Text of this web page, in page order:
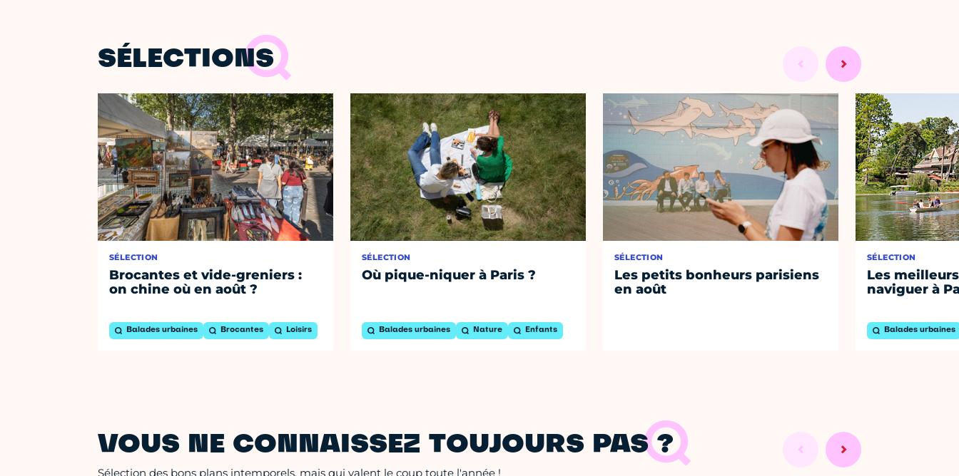
SÉLECTIONS
SÉLECTION
Brocantes et vide-greniers :
on chine où en août ?
Balades urbaines Brocantes Loisirs
SÉLECTION
Où pique-niquer à Paris ?
Balades urbaines Nature Enfants
SÉLECTION
Les petits bonheurs parisiens
en août
SÉLECTION
Les
naviguer à
Balades urbaines
VOUS NE CONNAISSEZ TOUJOURS PAS ?
Sélection des bons plans intemporels, mais qui valent le coup toute l'année !